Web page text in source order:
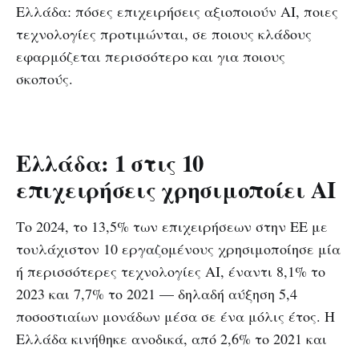
Ελλάδα: πόσες επιχειρήσεις αξιοποιούν AI, ποιες
τεχνολογίες προτιμώνται, σε ποιους κλάδους
εφαρμόζεται περισσότερο και για ποιους
σκοπούς.
Ελλάδα: 1 στις 10
επιχειρήσεις χρησιμοποίει ΑΙ
Το 2024, το 13,5% των επιχειρήσεων στην ΕΕ με
τουλάχιστον 10 εργαζομένους χρησιμοποίησε μία
ή περισσότερες τεχνολογίες ΑΙ, έναντι 8,1% το
2023 και 7,7% το 2021 — δηλαδή αύξηση 5,4
ποσοστιαίων μονάδων μέσα σε ένα μόλις έτος. Η
Ελλάδα κινήθηκε ανοδικά, από 2,6% το 2021 και